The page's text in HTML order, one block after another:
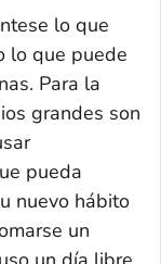
lo que
lo que puede
Para la
grandes son
pueda
nuevo hábito
un